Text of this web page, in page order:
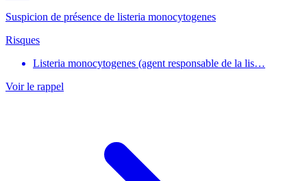
Suspicion de présence de listeria monocytogenes
Risques
Listeria monocytogenes (agent responsable de la lis…
Voir le rappel